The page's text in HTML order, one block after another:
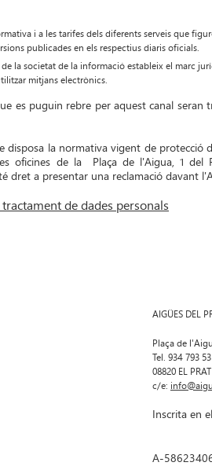
i a les tarifes dels diferents serveis que
publicades en els respectius diaris oficials.
de la societat de la informació estableix el marc
mitjans electrònics.
es puguin rebre per aquest canal
disposa la normativa vigent de protecció
oficines de la Plaça de l'Aigua, 1
dret a presentar una reclamació davant
de dades personals
AIGÜES DEL
Plaça de
Tel. 934 793
08820 EL
c/e:
Inscrita en
A-